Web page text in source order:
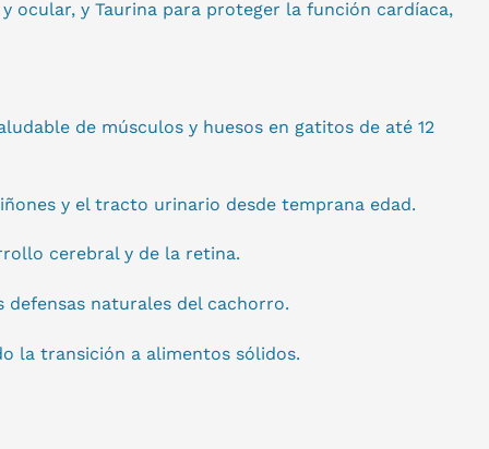
ocular, y Taurina para proteger la función cardíaca,
de músculos y huesos en gatitos de até 12
y el tracto urinario desde temprana edad.
cerebral y de la retina.
naturales del cachorro.
la transición a alimentos sólidos.